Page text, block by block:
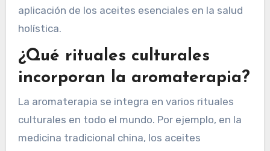
usar lavanda para el alivio del estrés, mientras
que las tradiciones orientales pueden mezclar
general. Esta diferencia destaca el atributo
único del contexto cultural en la formación de
prácticas de salud, influyendo en la percepción y
aplicación de los aceites esenciales en la salud
holística.